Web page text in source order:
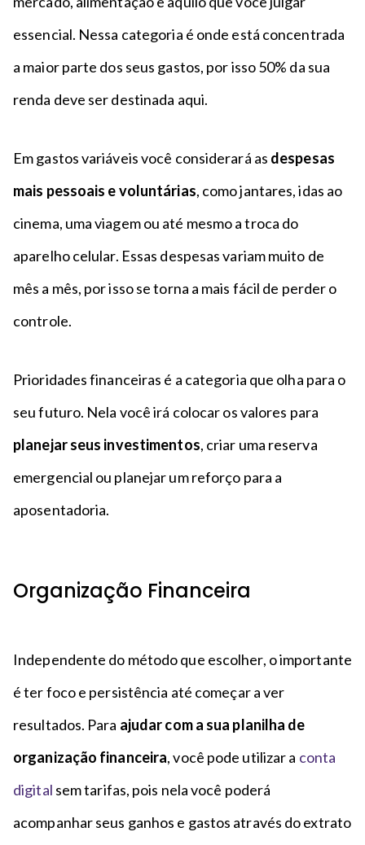
essencial. Nessa categoria é onde está concentrada
a maior parte dos seus gastos, por isso 50% da sua
renda deve ser destinada aqui.
Em gastos variáveis você considerará as despesas
mais pessoais e voluntárias, como jantares, idas ao
cinema, uma viagem ou até mesmo a troca do
aparelho celular. Essas despesas variam muito de
mês a mês, por isso se torna a mais fácil de perder o
controle.
Prioridades financeiras é a categoria que olha para o
seu futuro. Nela você irá colocar os valores para
planejar seus investimentos, criar uma reserva
emergencial ou planejar um reforço para a
aposentadoria.
Organização Financeira
Independente do método que escolher, o importante
é ter foco e persistência até começar a ver
resultados. Para ajudar com a sua planilha de
organização financeira, você pode utilizar a conta
digital sem tarifas, pois nela você poderá
acompanhar seus ganhos e gastos através do extrato